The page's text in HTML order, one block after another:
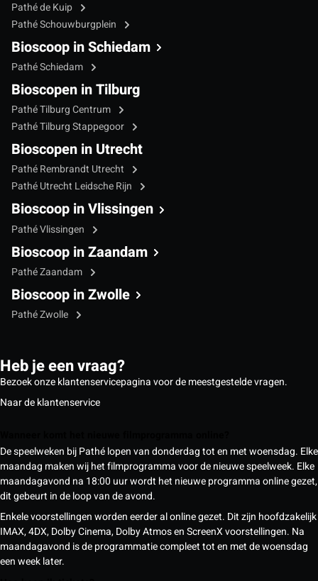
Pathé de Kuip
Pathé Schouwburgplein
Bioscoop in Schiedam
Pathé Schiedam
Bioscopen in Tilburg
Pathé Tilburg Centrum
Pathé Tilburg Stappegoor
Bioscopen in Utrecht
Pathé Rembrandt Utrecht
Pathé Utrecht Leidsche Rijn
Bioscoop in Vlissingen
Pathé Vlissingen
Bioscoop in Zaandam
Pathé Zaandam
Bioscoop in Zwolle
Pathé Zwolle
Heb je een vraag?
Bezoek onze klantenservicepagina voor de meestgestelde vragen.
Naar de klantenservice
De speelweken bij Pathé lopen van donderdag tot en met woensdag. Elke
maandag maken wij het filmprogramma voor de nieuwe speelweek. Elke
maandagavond na 18:00 uur wordt het nieuwe programma online gezet,
dit gebeurt in de loop van de avond.
Enkele voorstellingen worden eerder al online gezet. Dit zijn hoofdzakelijk
IMAX, 4DX, Dolby Cinema, Dolby Atmos en ScreenX voorstellingen. Na
maandagavond is de programmatie compleet tot en met de woensdag
een week later.